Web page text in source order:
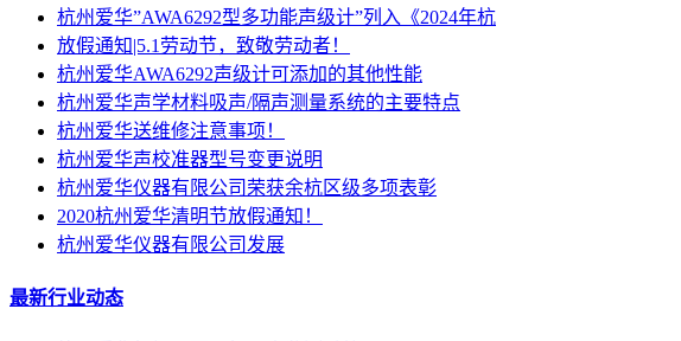
杭州爱华”AWA6292型多功能声级计”列入《2024年杭
放假通知|5.1劳动节，致敬劳动者！
杭州爱华AWA6292声级计可添加的其他性能
杭州爱华声学材料吸声/隔声测量系统的主要特点
杭州爱华送维修注意事项！
杭州爱华声校准器型号变更说明
杭州爱华仪器有限公司荣获余杭区级多项表彰
2020杭州爱华清明节放假通知！
杭州爱华仪器有限公司发展
最新行业动态